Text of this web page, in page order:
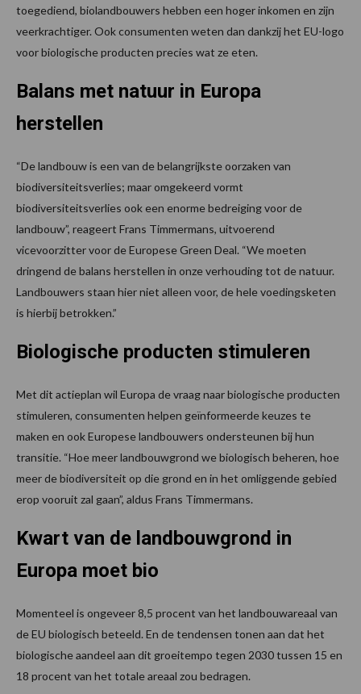
toegediend, biolandbouwers hebben een hoger inkomen en zijn
veerkrachtiger. Ook consumenten weten dan dankzij het EU-logo
voor biologische producten precies wat ze eten.
Balans met natuur in Europa
herstellen
“De landbouw is een van de belangrijkste oorzaken van
biodiversiteitsverlies; maar omgekeerd vormt
biodiversiteitsverlies ook een enorme bedreiging voor de
landbouw”, reageert Frans Timmermans, uitvoerend
vicevoorzitter voor de Europese Green Deal. “We moeten
dringend de balans herstellen in onze verhouding tot de natuur.
Landbouwers staan hier niet alleen voor, de hele voedingsketen
is hierbij betrokken.”
Biologische producten stimuleren
Met dit actieplan wil Europa de vraag naar biologische producten
stimuleren, consumenten helpen geïnformeerde keuzes te
maken en ook Europese landbouwers ondersteunen bij hun
transitie. “Hoe meer landbouwgrond we biologisch beheren, hoe
meer de biodiversiteit op die grond en in het omliggende gebied
erop vooruit zal gaan”, aldus Frans Timmermans.
Kwart van de landbouwgrond in
Europa moet bio
Momenteel is ongeveer 8,5 procent van het landbouwareaal van
de EU biologisch beteeld. En de tendensen tonen aan dat het
biologische aandeel aan dit groeitempo tegen 2030 tussen 15 en
18 procent van het totale areaal zou bedragen.